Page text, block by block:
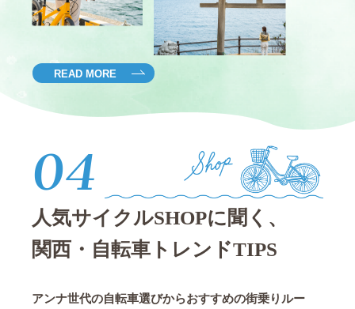
READ MORE
04
アンナ世代の自転車選びからおすすめの街乗りルー
人気サイクルSHOPに聞く、
関西・自転車トレンドTIPS